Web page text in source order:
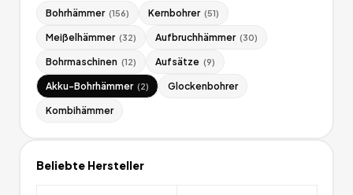
Bohrhämmer (156) Kernbohrer (51)
Meißelhämmer (32) Aufbruchhämmer (30)
Bohrmaschinen (12) Aufsätze (9)
Akku-Bohrhämmer (2) Glockenbohrer
Kombihämmer
Beliebte Hersteller